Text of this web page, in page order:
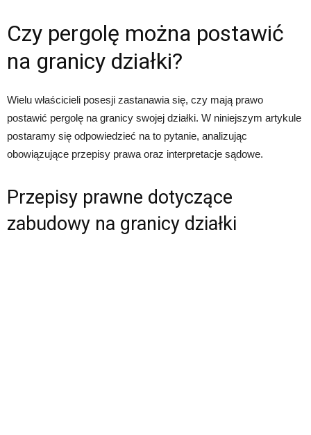
Czy pergolę można postawić
na granicy działki?
Wielu właścicieli posesji zastanawia się, czy mają prawo
postawić pergolę na granicy swojej działki. W niniejszym artykule
postaramy się odpowiedzieć na to pytanie, analizując
obowiązujące przepisy prawa oraz interpretacje sądowe.
Przepisy prawne dotyczące
zabudowy na granicy działki